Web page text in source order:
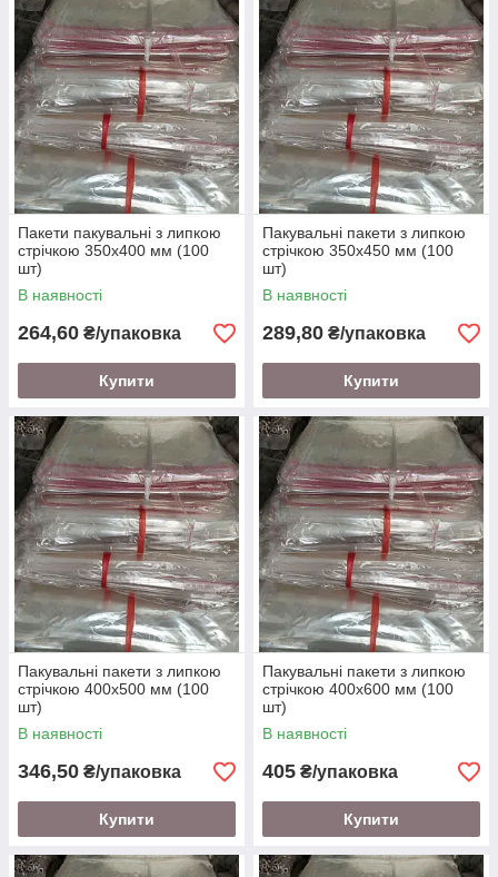
Пакети пакувальні з липкою
стрічкою 350х400 мм (100
шт)
В наявності
264,60 ₴/упаковка
Купити
Пакувальні пакети з липкою
стрічкою 350х450 мм (100
шт)
В наявності
289,80 ₴/упаковка
Купити
Пакувальні пакети з липкою
стрічкою 400х500 мм (100
шт)
В наявності
346,50 ₴/упаковка
Купити
Пакувальні пакети з липкою
стрічкою 400х600 мм (100
шт)
В наявності
405 ₴/упаковка
Купити